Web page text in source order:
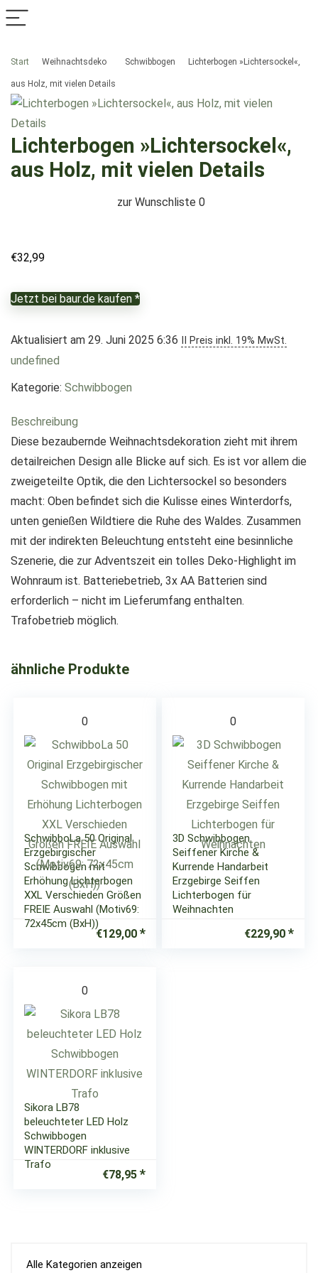
Start Weihnachtsdeko Schwibbogen Lichterbogen »Lichtersockel«,
aus Holz, mit vielen Details
Lichterbogen »Lichtersockel«,
aus Holz, mit vielen Details
zur Wunschliste 0
€32,99
Jetzt bei baur.de kaufen *
Aktualisiert am 29. Juni 2025 6:36 II Preis inkl. 19% MwSt.
undefined
Kategorie: Schwibbogen
Beschreibung
Diese bezaubernde Weihnachtsdekoration zieht mit ihrem
detailreichen Design alle Blicke auf sich. Es ist vor allem die
zweigeteilte Optik, die den Lichtersockel so besonders
macht: Oben befindet sich die Kulisse eines Winterdorfs,
unten genießen Wildtiere die Ruhe des Waldes. Zusammen
mit der indirekten Beleuchtung entsteht eine besinnliche
Szenerie, die zur Adventszeit ein tolles Deko-Highlight im
Wohnraum ist. Batteriebetrieb, 3x AA Batterien sind
erforderlich – nicht im Lieferumfang enthalten.
Trafobetrieb möglich.
ähnliche Produkte
0
SchwibboLa 50 Original
Erzgebirgischer
Schwibbogen mit
Erhöhung Lichterbogen
XXL Verschieden Größen
FREIE Auswahl (Motiv69:
72x45cm (BxH))
€129,00
0
3D Schwibbogen
Seiffener Kirche &
Kurrende Handarbeit
Erzgebirge Seiffen
Lichterbogen für
Weihnachten
€229,90
0
Sikora LB78
beleuchteter LED Holz
Schwibbogen
WINTERDORF inklusive
Trafo
€78,95
Alle Kategorien anzeigen